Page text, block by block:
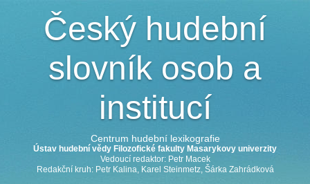
Český hudební
slovník osob a
institucí
Centrum hudební lexikografie
Ústav hudební vědy Filozofické fakulty Masarykovy univerzity
Vedoucí redaktor: Petr Macek
Redakční kruh: Petr Kalina, Karel Steinmetz, Šárka Zahrádková